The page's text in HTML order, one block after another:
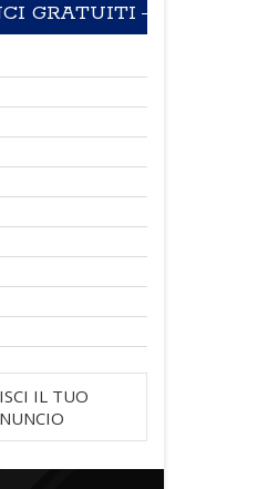
GRATUITI
IL TUO